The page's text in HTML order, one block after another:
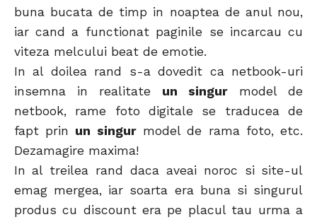
buna bucata de timp in noaptea de anul nou,
iar cand a functionat paginile se incarcau cu
viteza melcului beat de emotie.
In al doilea rand s-a dovedit ca netbook-uri
insemna in realitate un singur model de
netbook, rame foto digitale se traducea de
fapt prin un singurmodel de rama foto, etc.
Dezamagire maxima!
In al treilea rand daca aveai noroc si site-ul
emag mergea, iar soarta era buna si singurul
produs cu discount era pe placul tau urma a